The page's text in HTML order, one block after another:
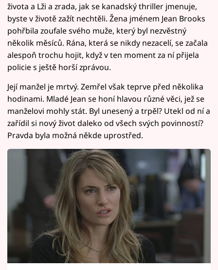
života a Lži a zrada, jak se kanadský thriller jmenuje,
byste v životě zažít nechtěli. Žena jménem Jean Brooks
pohřbila zoufale svého muže, který byl nezvěstný
několik měsíců. Rána, která se nikdy nezacelí, se začala
alespoň trochu hojit, když v ten moment za ní přijela
policie s ještě horší zprávou.
Její manžel je mrtvý. Zemřel však teprve před několika
hodinami. Mladé Jean se honí hlavou různé věci, jež se
manželovi mohly stát. Byl unesený a trpěl? Utekl od ní a
zařídil si nový život daleko od všech svých povinností?
Pravda byla možná někde uprostřed.